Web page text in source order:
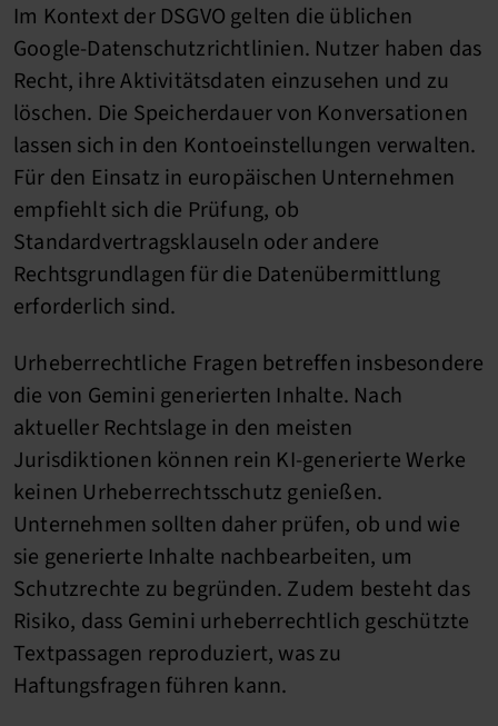
Im Kontext der DSGVO gelten die üblichen
Google-Datenschutzrichtlinien. Nutzer haben das
Recht, ihre Aktivitätsdaten einzusehen und zu
löschen. Die Speicherdauer von Konversationen
lassen sich in den Kontoeinstellungen verwalten.
Für den Einsatz in europäischen Unternehmen
empfiehlt sich die Prüfung, ob
Standardvertragsklauseln oder andere
Rechtsgrundlagen für die Datenübermittlung
erforderlich sind.
Urheberrechtliche Fragen betreffen insbesondere
die von Gemini generierten Inhalte. Nach
aktueller Rechtslage in den meisten
Jurisdiktionen können rein KI-generierte Werke
keinen Urheberrechtsschutz genießen.
Unternehmen sollten daher prüfen, ob und wie
sie generierte Inhalte nachbearbeiten, um
Schutzrechte zu begründen. Zudem besteht das
Risiko, dass Gemini urheberrechtlich geschützte
Textpassagen reproduziert, was zu
Haftungsfragen führen kann.